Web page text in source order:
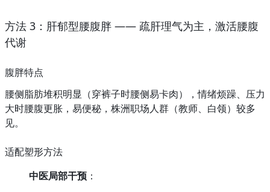
方法 3：肝郁型腰腹胖 —— 疏肝理气为主，激活腰腹
代谢
腹胖特点
腰侧脂肪堆积明显（穿裤子时腰侧易卡肉），情绪烦躁、压力
大时腰腹更胀，易便秘，株洲职场人群（教师、白领）较多
见。
适配塑形方法
中医局部干预 ：